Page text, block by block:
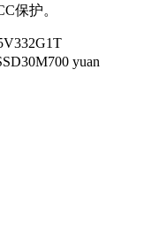
保护。
yuan